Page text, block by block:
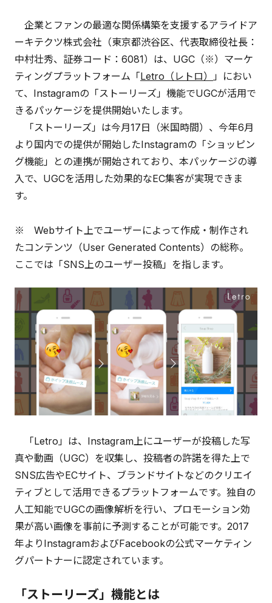
企業とファンの最適な関係構築を支援するアライドア
ーキテクツ株式会社（東京都渋谷区、代表取締役社長：
中村壮秀、証券コード：6081）は、UGC（※）マーケ
ティングプラットフォーム「Letro（レトロ）
」におい
て、Instagramの「ストーリーズ」機能でUGCが活用で
きるパッケージを提供開始いたします。
「ストーリーズ」は今月17日（米国時間）、今年6月
より国内での提供が開始したInstagramの「ショッピン
グ機能」との連携が開始されており、本パッケージの導
入で、UGCを活用した効果的なEC集客が実現できま
す。
※ Webサイト上でユーザーによって作成・制作され
たコンテンツ（User Generated Contents）の総称。
ここでは「SNS上のユーザー投稿」を指します。
「Letro」は、Instagram上にユーザーが投稿した写
真や動画（UGC）を収集し、投稿者の許諾を得た上で
SNS広告やECサイト、ブランドサイトなどのクリエイ
ティブとして活用できるプラットフォームです。独自の
人工知能でUGCの画像解析を行い、プロモーション効
果が高い画像を事前に予測することが可能です。2017
年よりInstagramおよびFacebookの公式マーケティン
グパートナーに認定されています。
「ストーリーズ」機能とは